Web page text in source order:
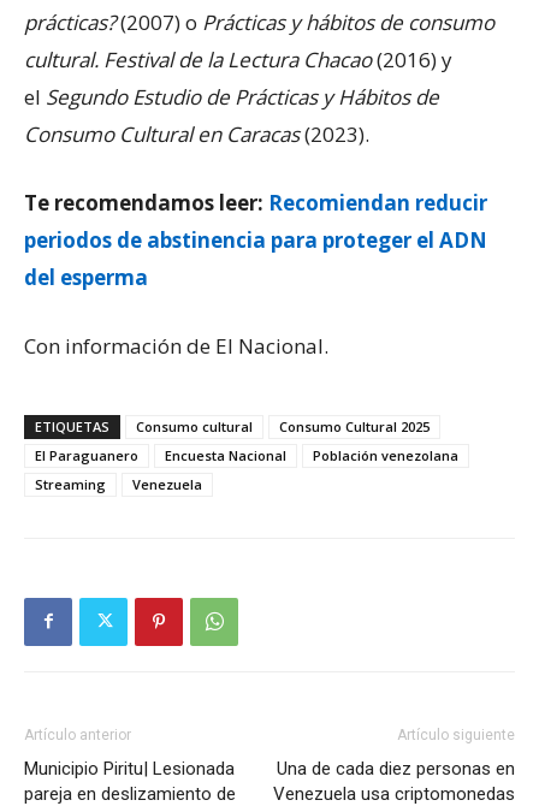
prácticas?(2007) o Prácticas y hábitos de consumo
cultural. Festival de la Lectura Chacao(2016) y
el Segundo Estudio de Prácticas y Hábitos de
Consumo Cultural en Caracas(2023).
Te recomendamos leer: Recomiendan reducir
periodos de abstinencia para proteger el ADN
del esperma
Con información de El Nacional.
ETIQUETAS Consumo cultural
Consumo Cultural 2025
El Paraguanero
Encuesta Nacional
Población venezolana
Streaming
Venezuela
Artículo anterior
Municipio Piritu| Lesionada
pareja en deslizamiento de
Artículo siguiente
Una de cada diez personas en
Venezuela usa criptomonedas